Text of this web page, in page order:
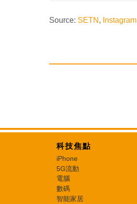
Source: SETN , Instagram
科技焦點
iPhone
5G流動
電腦
數碼
智能家居